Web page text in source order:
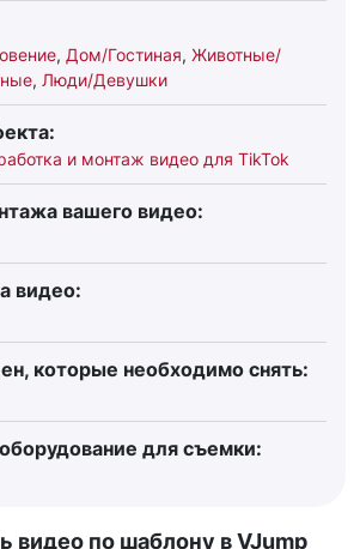
, Дом/Гостиная, Животные/
, Люди/Девушки
и монтаж видео для TikTok
вашего видео:
видео:
которые необходимо снять:
для съемки:
видео по шаблону вVJump